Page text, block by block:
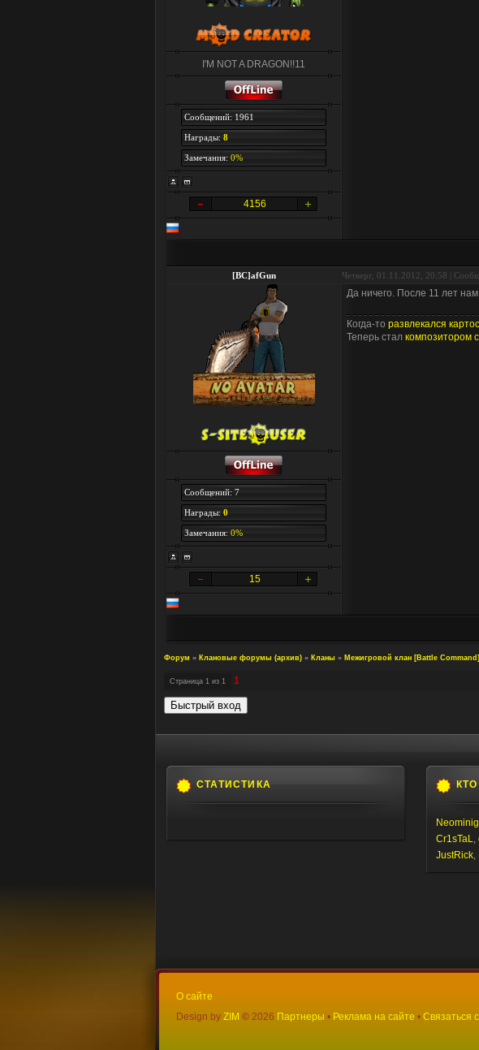
I'M NOT A DRAGON!!11
Сообщений: 1961
Награды: 8
Замечания: 0%
4156
[BC]afGun Четверг, 01.11.2012, 20:58 |
Сообщений: 7
Награды: 0
Замечания: 0%
15
Да ничего. После 11 лет
Когда-то развлекался
Теперь стал композитором
Форум » Клановые форумы (архив) » Кланы » Межигровой клан [Battle Command]
Страница 1 из 1
1
СТАТИСТИКА
Cr1sTaL,
JustRick,
О сайте
Design by ZIM © 2026 Партнеры • Реклама на сайте • Связаться